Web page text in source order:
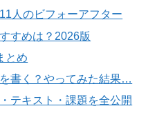
人のビフォーアフター
すめは？2026版
とめ
書く？やってみた結果…
テキスト・課題を全公開